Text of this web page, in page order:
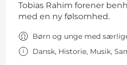
Tobias Rahim forener
med en ny følsomhed.
Børn og unge med
Dansk, Historie, Musik,